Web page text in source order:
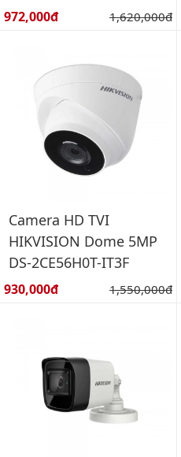
Giá bán:
972,000đ Giá gốc:
1,620,000đ
Camera HD TVI
HIKVISION Dome 5MP
DS-2CE56H0T-IT3F
Giá bán:
930,000đ Giá gốc:
1,550,000đ